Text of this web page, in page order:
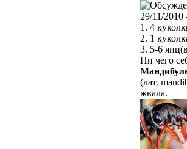
29/11/2010
1. 4
2. 1
3. 5-6
Ни чего
(лат.
жвала.